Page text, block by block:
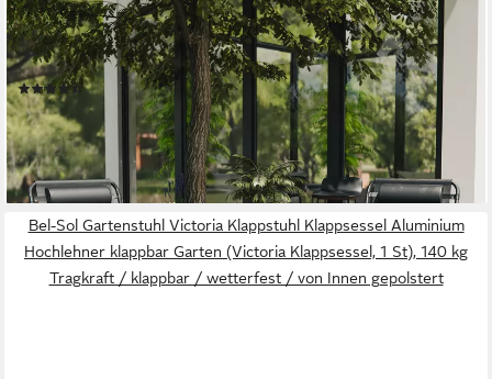
Klappstuhl Stuhl-Set, 180 kg belastbare Klapp-Sonnenliegen mit
Getränkehalter (für Terrasse, Camping, Strand, 2 St), mit
Getränkehalter, verstellbare Liegestühle
(8)
88,99 € UVP
124,99 €
(44,50 €/ 1 Stk)
-29%
lieferbar - in 4-5 Werktagen bei dir
Bel-Sol Gartenstuhl Victoria Klappstuhl Klappsessel Aluminium
Hochlehner klappbar Garten (Victoria Klappsessel, 1 St), 140 kg
Tragkraft / klappbar / wetterfest / von Innen gepolstert